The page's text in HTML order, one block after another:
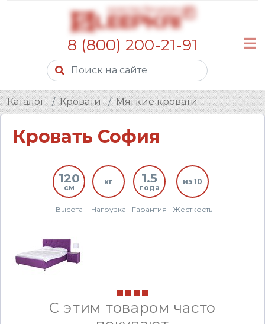
8 (800) 200-21-91
Каталог Кровати Мягкие кровати
Кровать София
120
см
Высота
кг
Нагрузка
1.5
года
Гарантия
из 10
Жесткость
С этим товаром часто